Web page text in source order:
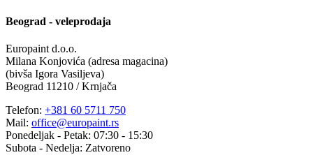
Beograd - veleprodaja
Europaint d.o.o.
Milana Konjovića (adresa magacina)
(bivša Igora Vasiljeva)
Beograd 11210 / Krnjača
Telefon: +381 60 5711 750
Mail: office@europaint.rs
Ponedeljak - Petak: 07:30 - 15:30
Subota - Nedelja: Zatvoreno